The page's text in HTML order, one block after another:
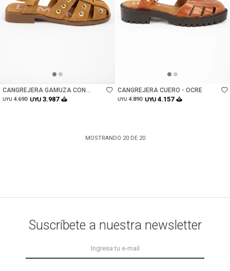
CANGREJERA GAMUZA CON
TACHAS - CAMEL
UYU 4.690 UYU 3.987
CANGREJERA CUERO - OCRE
UYU 4.890 UYU 4.157
MOSTRANDO 20DE 20
Suscríbete a nuestra newsletter